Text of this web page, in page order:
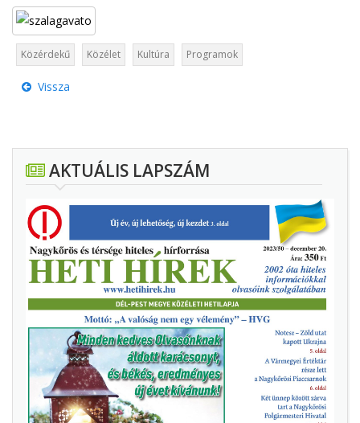
Közérdekű Közélet Kultúra Programok
Vissza
AKTUÁLIS LAPSZÁM